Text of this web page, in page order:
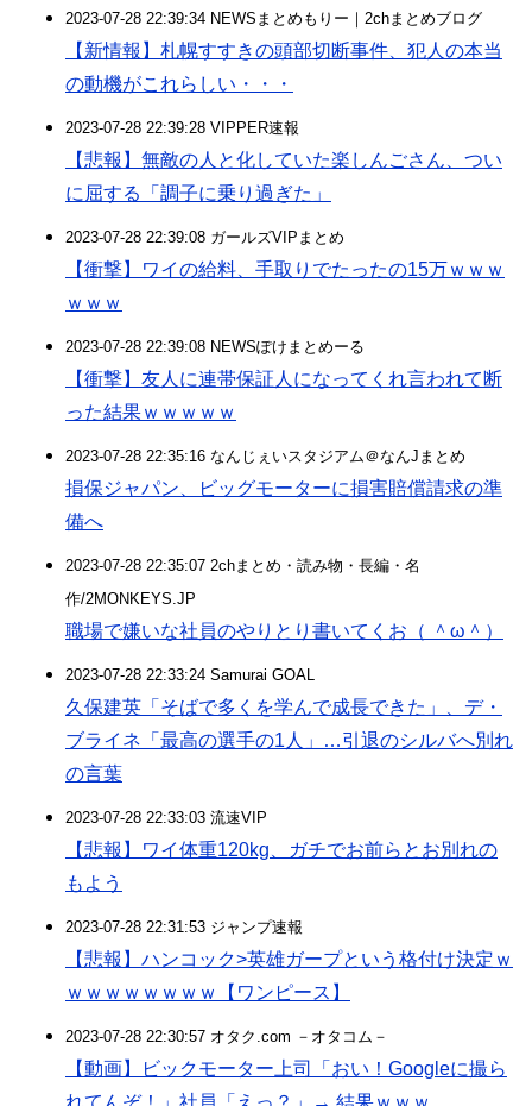
2023-07-28 22:39:34 NEWSまとめもりー｜2chまとめブログ
【新情報】札幌すすきの頭部切断事件、犯人の本当
の動機がこれらしい・・・
2023-07-28 22:39:28 VIPPER速報
【悲報】無敵の人と化していた楽しんごさん、つい
に屈する「調子に乗り過ぎた」
2023-07-28 22:39:08 ガールズVIPまとめ
【衝撃】ワイの給料、手取りでたったの15万ｗｗｗ
ｗｗｗ
2023-07-28 22:39:08 NEWSぽけまとめーる
【衝撃】友人に連帯保証人になってくれ言われて断
った結果ｗｗｗｗｗ
2023-07-28 22:35:16 なんじぇいスタジアム＠なんJまとめ
損保ジャパン、ビッグモーターに損害賠償請求の準
備へ
2023-07-28 22:35:07 2chまとめ・読み物・長編・名
作/2MONKEYS.JP
職場で嫌いな社員のやりとり書いてくお（ ＾ω＾）
2023-07-28 22:33:24 Samurai GOAL
久保建英「そばで多くを学んで成長できた」、デ・
ブライネ「最高の選手の1人」…引退のシルバへ別れ
の言葉
2023-07-28 22:33:03 流速VIP
【悲報】ワイ体重120kg、ガチでお前らとお別れの
もよう
2023-07-28 22:31:53 ジャンプ速報
【悲報】ハンコック>英雄ガープという格付け決定ｗ
ｗｗｗｗｗｗｗｗ【ワンピース】
2023-07-28 22:30:57 オタク.com －オタコム－
【動画】ビックモーター上司「おい！Googleに撮ら
れてんぞ！」社員「えっ？」→ 結果ｗｗｗ